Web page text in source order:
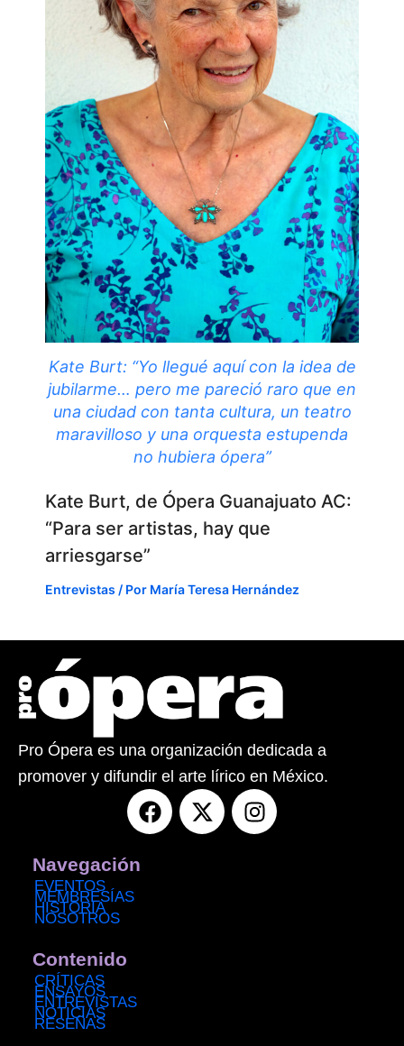
Kate Burt: “Yo llegué aquí con la idea de
jubilarme… pero me pareció raro que en
una ciudad con tanta cultura, un teatro
maravilloso y una orquesta estupenda
no hubiera ópera”
Kate Burt, de Ópera Guanajuato AC:
“Para ser artistas, hay que
arriesgarse”
Entrevistas / Por María Teresa Hernández
Pro Ópera es una organización dedicada a
promover y difundir el arte lírico en México.
F
a
X
-
I
n
Navegación
EVENTOS
MEMBRESÍAS
HISTORIA
NOSOTROS
Contenido
CRÍTICAS
ENSAYOS
ENTREVISTAS
NOTICIAS
RESEÑAS